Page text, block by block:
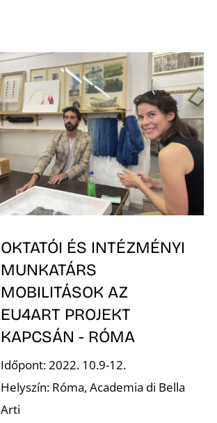
OKTATÓI ÉS INTÉZMÉNYI
MUNKATÁRS
MOBILITÁSOK AZ
EU4ART PROJEKT
KAPCSÁN - RÓMA
Időpont: 2022. 10.9-12.
Helyszín: Róma, Academia di Bella
Arti